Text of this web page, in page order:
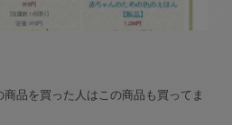
品を買った人はこの商品も買ってま